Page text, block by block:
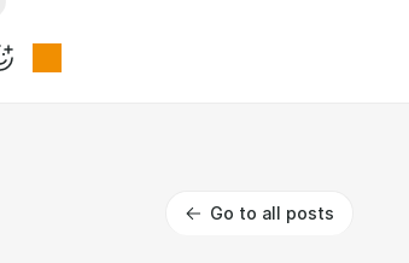
Go to all posts